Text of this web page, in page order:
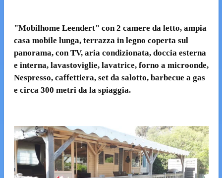
"Mobilhome Leendert" con 2 camere da letto, ampia
casa mobile lunga, terrazza in legno coperta sul
panorama, con TV, aria condizionata, doccia esterna
e interna, lavastoviglie, lavatrice, forno a microonde,
Nespresso, caffettiera, set da salotto, barbecue a gas
e circa 300 metri da la spiaggia.